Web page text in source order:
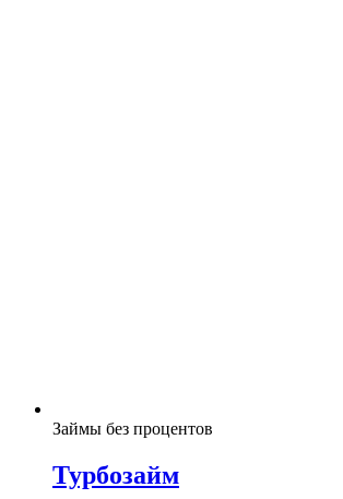
Займы без процентов
Турбозайм